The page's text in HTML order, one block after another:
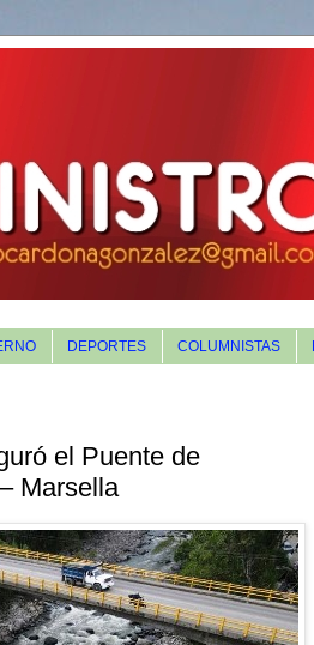
DEPORTES COLUMNISTAS
el Puente de
Marsella